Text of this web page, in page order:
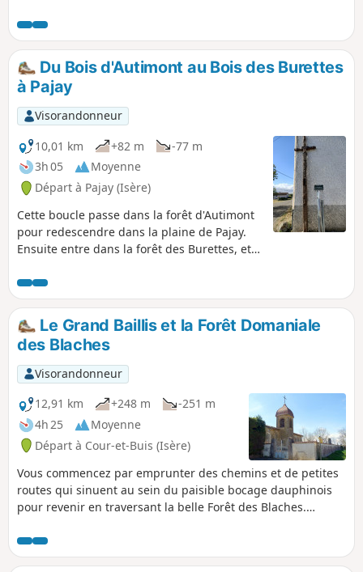
vous pouvez mettre des photos en indiquant l'emplacement
sur le circuit.
Du Bois d'Autimont au Bois des Burettes
à Pajay
Visorandonneur
10,01 km
+82 m
-77 m
3h 05
Moyenne
Départ à Pajay (Isère)
Cette boucle passe dans la forêt d'Autimont
pour redescendre dans la plaine de Pajay.
Ensuite entre dans la forêt des Burettes, et
descente avant la plaine, une croix de 1840 à
l'angle d'une maison au croisement de
Serclier. Belle vue sur le massif de la
Chartreuse lors de la traversée de la plaine.
Randonnée agréable par sa variété de
paysages, forêt, étangs, etc. A TOUS LES
RANDONNEURS (SES) QUI PARCOURENT MES
RANDONNEES vous pouvez mettre des
photos en indiquant l'emplacement sur le
circuit.
Le Grand Baillis et la Forêt Domaniale
des Blaches
Visorandonneur
12,91 km
+248 m
-251 m
4h 25
Moyenne
Départ à Cour-et-Buis (Isère)
Vous commencez par emprunter des chemins et de petites
routes qui sinuent au sein du paisible bocage dauphinois
pour revenir en traversant la belle Forêt des Blaches.